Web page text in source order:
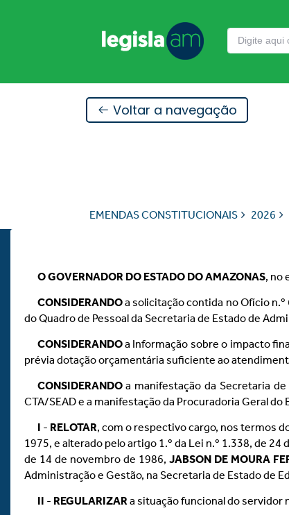
Voltar a navegação
EMENDAS CONSTITUCIONAIS 2026
O GOVERNADOR DO ESTADO DO AMAZONAS, no
CONSIDERANDOa solicitação contida no Ofício
do Quadro de Pessoal da Secretaria de Estado de
CONSIDERANDOa Informação sobre o impacto
prévia dotação orçamentária suficiente ao
CONSIDERANDOa manifestação da Secretaria de
CTA/SEAD e a manifestação da Procuradoria Geral
I - RELOTAR, com o respectivo cargo, nos termos
1975, e alterado pelo artigo 1.º da Lei n.º 1.338, de
de 14 de novembro de 1986, JABSON DE MOURA
Administração e Gestão, na Secretaria de Estado de
II - REGULARIZARa situação funcional do servidor